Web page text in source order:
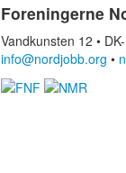
Foreningerne
Vandkunsten 12 •
info@nordjobb.org •